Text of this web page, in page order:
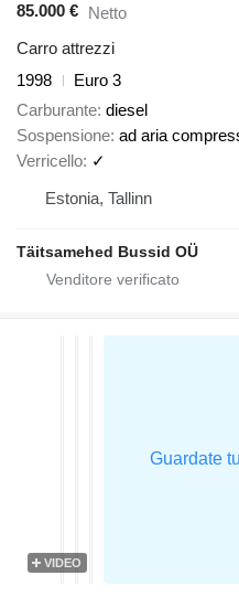
85.000 € Netto
Carro attrezzi
1998
Euro 3
Carburante diesel
Sospensione ad aria
Verricello ✓
Estonia, Tallinn
Täitsamehed Bussid OÜ
VIDEO